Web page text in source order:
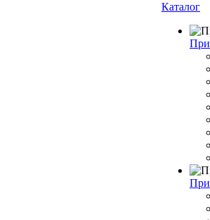
Каталог